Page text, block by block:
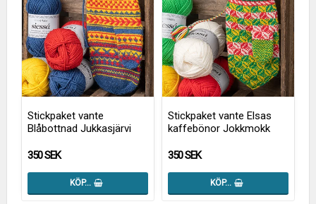
Stickpaket vante
Blåbottnad Jukkasjärvi
350 SEK
KÖP…
Stickpaket vante Elsas
kaffebönor Jokkmokk
350 SEK
KÖP…